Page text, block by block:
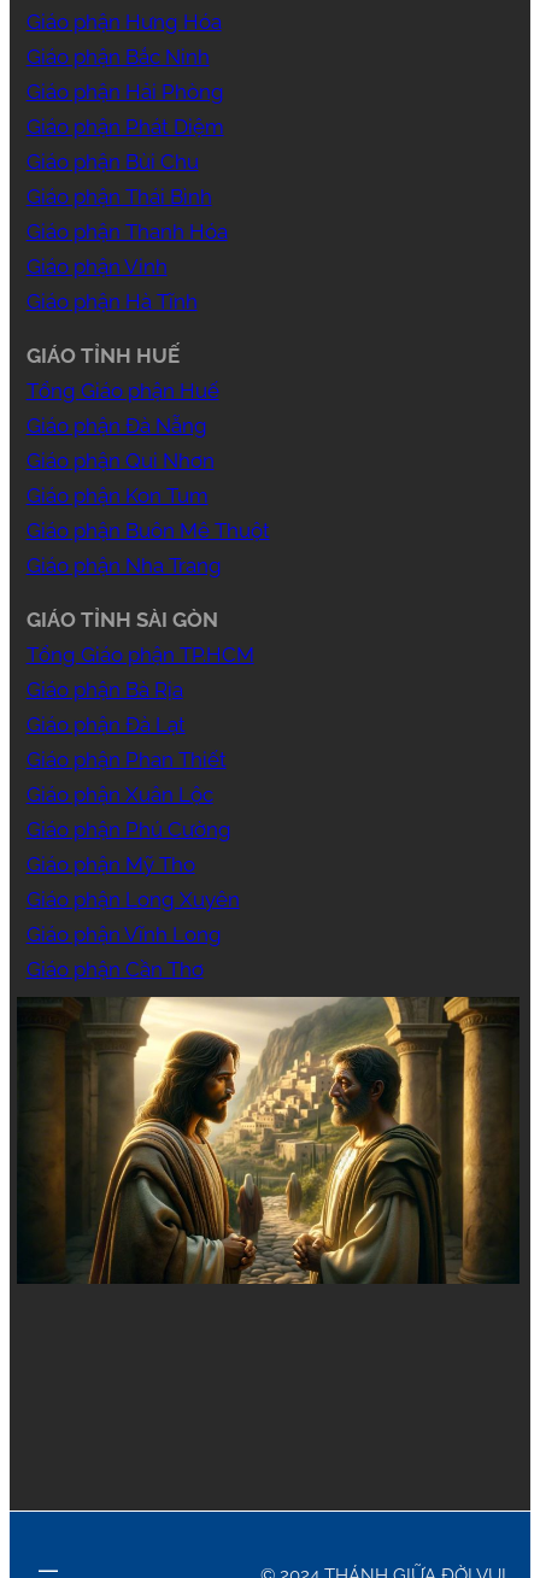
Giáo phận Hưng Hóa
Giáo phận Bắc Ninh
Giáo phận Hải Phòng
Giáo phận Phát Diệm
Giáo phận Bùi Chu
Giáo phận Thái Bình
Giáo phận Thanh Hóa
Giáo phận Vinh
Giáo phận Hà Tĩnh
GIÁO TỈNH HUẾ
Tổng Giáo phận Huế
Giáo phận Đà Nẵng
Giáo phận Qui Nhơn
Giáo phận Kon Tum
Giáo phận Buôn Mê Thuột
Giáo phận Nha Trang
GIÁO TỈNH SÀI GÒN
Tổng Giáo phận TP.HCM
Giáo phận Bà Rịa
Giáo phận Đà Lạt
Giáo phận Phan Thiết
Giáo phận Xuân Lộc
Giáo phận Phú Cường
Giáo phận Mỹ Tho
Giáo phận Long Xuyên
Giáo phận Vĩnh Long
Giáo phận Cần Thơ